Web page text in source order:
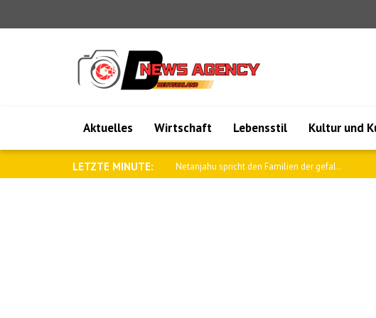
Aktuelles Wirtschaft Lebensstil Kultur und
LETZTE MINUTE: IDF: Tausende Hisbollah-Infrastrukturen ..